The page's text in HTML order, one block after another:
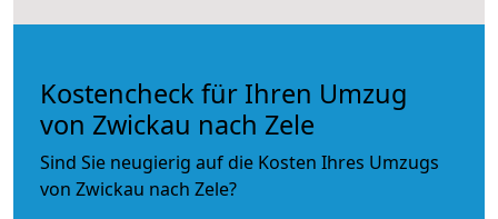
Kostencheck für Ihren Umzug
von Zwickau nach Zele
Sind Sie neugierig auf die Kosten Ihres Umzugs
von Zwickau nach Zele?